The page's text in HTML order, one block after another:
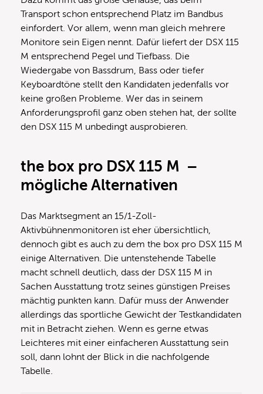
Transport schon entsprechend Platz im Bandbus
einfordert. Vor allem, wenn man gleich mehrere
Monitore sein Eigen nennt. Dafür liefert der DSX 115
M entsprechend Pegel und Tiefbass. Die
Wiedergabe von Bassdrum, Bass oder tiefer
Keyboardtöne stellt den Kandidaten jedenfalls vor
keine großen Probleme. Wer das in seinem
Anforderungsprofil ganz oben stehen hat, der sollte
den DSX 115 M unbedingt ausprobieren.
the box pro DSX 115 M –
mögliche Alternativen
Das Marktsegment an 15/1-Zoll-
Aktivbühnenmonitoren ist eher übersichtlich,
dennoch gibt es auch zu dem the box pro DSX 115 M
einige Alternativen. Die untenstehende Tabelle
macht schnell deutlich, dass der DSX 115 M in
Sachen Ausstattung trotz seines günstigen Preises
mächtig punkten kann. Dafür muss der Anwender
allerdings das sportliche Gewicht der Testkandidaten
mit in Betracht ziehen. Wenn es gerne etwas
Leichteres mit einer einfacheren Ausstattung sein
soll, dann lohnt der Blick in die nachfolgende
Tabelle.